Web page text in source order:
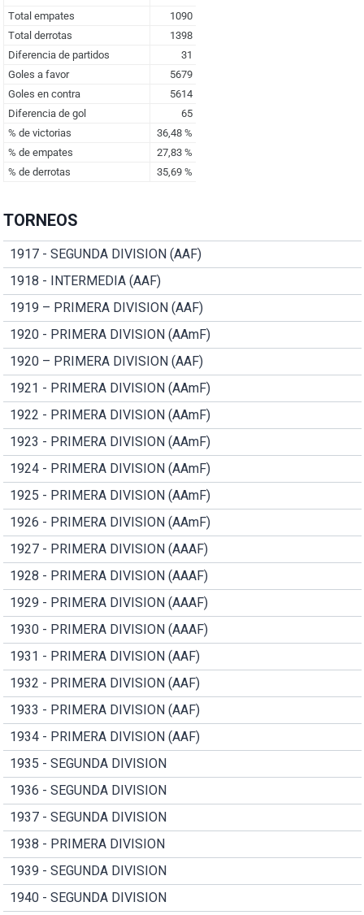
TORNEOS
1917 - SEGUNDA DIVISION (AAF)
1918 - INTERMEDIA (AAF)
1919 – PRIMERA DIVISION (AAF)
1920 - PRIMERA DIVISION (AAmF)
1920 – PRIMERA DIVISION (AAF)
1921 - PRIMERA DIVISION (AAmF)
1922 - PRIMERA DIVISION (AAmF)
1923 - PRIMERA DIVISION (AAmF)
1924 - PRIMERA DIVISION (AAmF)
1925 - PRIMERA DIVISION (AAmF)
1926 - PRIMERA DIVISION (AAmF)
1927 - PRIMERA DIVISION (AAAF)
1928 - PRIMERA DIVISION (AAAF)
1929 - PRIMERA DIVISION (AAAF)
1930 - PRIMERA DIVISION (AAAF)
1931 - PRIMERA DIVISION (AAF)
1932 - PRIMERA DIVISION (AAF)
1933 - PRIMERA DIVISION (AAF)
1934 - PRIMERA DIVISION (AAF)
1935 - SEGUNDA DIVISION
1936 - SEGUNDA DIVISION
1937 - SEGUNDA DIVISION
1938 - PRIMERA DIVISION
1939 - SEGUNDA DIVISION
1940 - SEGUNDA DIVISION